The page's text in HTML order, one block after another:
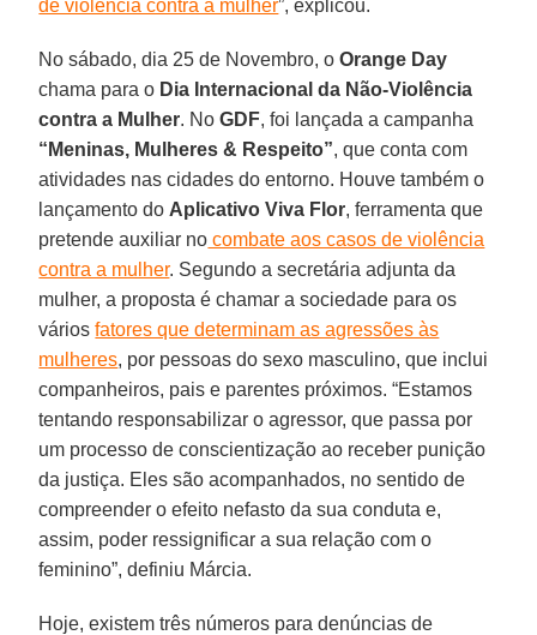
de violência contra a mulher”, explicou.
No sábado, dia 25 de Novembro, oOrange Day
chama para o Dia Internacional da Não-Violência
contra a Mulher. NoGDF, foi lançada a campanha
“Meninas, Mulheres & Respeito”, que conta com
atividades nas cidades do entorno. Houve também o
lançamento do Aplicativo Viva Flor, ferramenta que
pretende auxiliar no combate aos casos de violência
contra a mulher. Segundo a secretária adjunta da
mulher, a proposta é chamar a sociedade para os
váriosfatores que determinam as agressões às
mulheres, por pessoas do sexo masculino, que inclui
companheiros, pais e parentes próximos. “Estamos
tentando responsabilizar o agressor, que passa por
um processo de conscientização ao receber punição
da justiça. Eles são acompanhados, no sentido de
compreender o efeito nefasto da sua conduta e,
assim, poder ressignificar a sua relação com o
feminino”, definiu Márcia.
Hoje, existem três números para denúncias de